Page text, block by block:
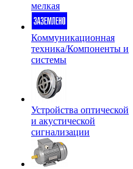
мелкая
Коммуникационная
техника/Компоненты и
системы
Устройства оптической
и акустической
сигнализации